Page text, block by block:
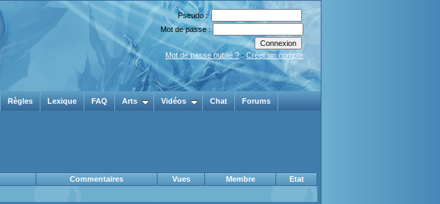
Pseudo :
Mot de passe :
Mot de passe oublié ? - Créer un compte
Règles Lexique FAQ Arts Vidéos Chat Forums
Commentaires Vues Membre
Etat